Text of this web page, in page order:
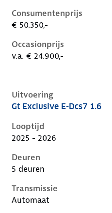
Consumentenprijs
€ 50.350,-
Occasionprijs
v.a. € 24.900,-
Uitvoering
Peugeot 408 i, 1.6, 165
Gt Exclusive E-Dcs7 1.6
Looptijd
2025 - 2026
Deuren
5 deuren
Transmissie
Automaat